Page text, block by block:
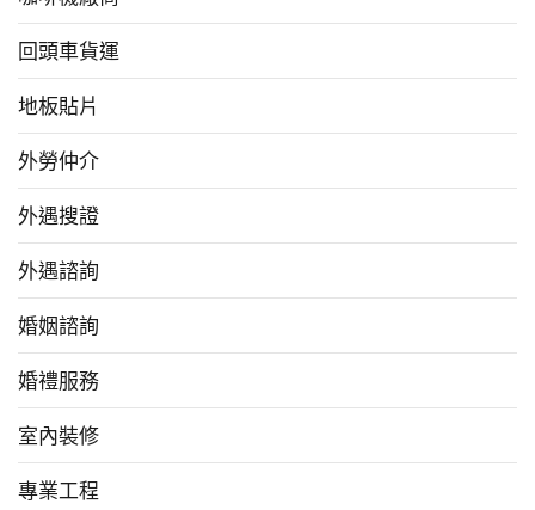
回頭車貨運
地板貼片
外勞仲介
外遇搜證
外遇諮詢
婚姻諮詢
婚禮服務
室內裝修
專業工程